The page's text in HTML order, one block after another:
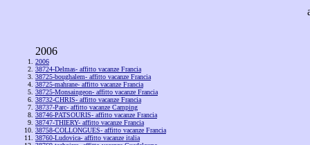
2006
2006
38724-Delmas- affitto vacanze Francia
38725-boughalem- affitto vacanze Francia
38725-mahrane- affitto vacanze Francia
38725-Monsaingeon- affitto vacanze Francia
38732-CHRIS- affitto vacanze Francia
38737-Parc- affitto vacanze Camping
38746-PATSOURIS- affitto vacanze Francia
38747-THIERY- affitto vacanze Francia
38758-COLLONGUES- affitto vacanze Francia
38760-Ludovica- affitto vacanze italia